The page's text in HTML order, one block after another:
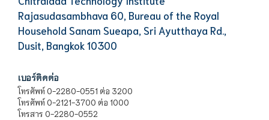
Rajasudasambhava 60, Bureau of the Royal
Household Sanam Sueapa, Sri Ayutthaya Rd.,
Dusit, Bangkok 10300
เบอร์ติดต่อ
โทรศัพท์ 0-2280-0551 ต่อ 3200
โทรศัพท์ 0-2121-3700 ต่อ 1000
โทรสาร 0-2280-0552